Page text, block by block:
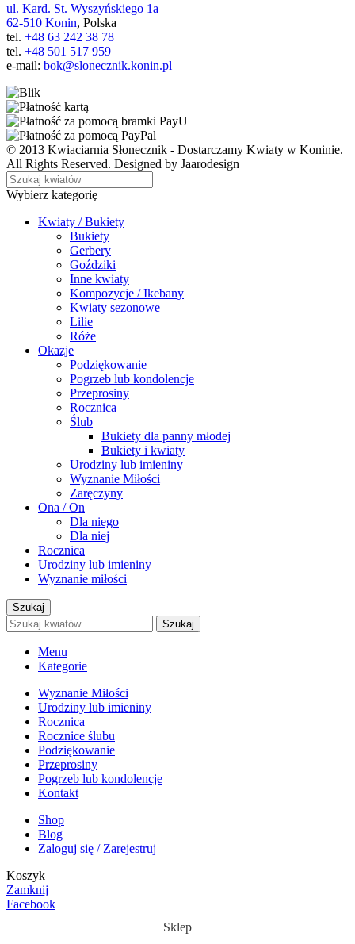
ul. Kard. St. Wyszyńskiego 1a
62-510 Konin, Polska
tel. +48 63 242 38 78
tel. +48 501 517 959
e-mail: bok@slonecznik.konin.pl
© 2013 Kwiaciarnia Słonecznik - Dostarczamy Kwiaty w Koninie.
All Rights Reserved. Designed by Jaarodesign
Wybierz kategorię
Kwiaty / Bukiety
Bukiety
Gerbery
Goździki
Inne kwiaty
Kompozycje / Ikebany
Kwiaty sezonowe
Lilie
Róże
Okazje
Podziękowanie
Pogrzeb lub kondolencje
Przeprosiny
Rocznica
Ślub
Bukiety dla panny młodej
Bukiety i kwiaty
Urodziny lub imieniny
Wyznanie Miłości
Zaręczyny
Ona / On
Dla niego
Dla niej
Rocznica
Urodziny lub imieniny
Wyznanie miłości
Szukaj
Szukaj
Menu
Kategorie
Wyznanie Miłości
Urodziny lub imieniny
Rocznica
Rocznice ślubu
Podziękowanie
Przeprosiny
Pogrzeb lub kondolencje
Kontakt
Shop
Blog
Zaloguj się / Zarejestruj
Koszyk
Zamknij
Facebook
Sklep